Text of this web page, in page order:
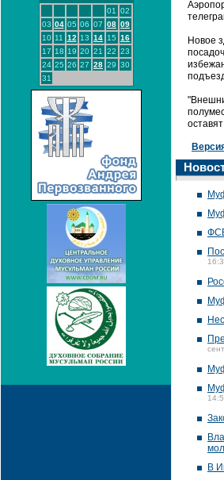
01
02
03 04 05 06 07 08 09
10 11 12 13 14 15 16
17 18 19 20 21 22 23
24 25 26 27 28 29 30
31
Новое
В